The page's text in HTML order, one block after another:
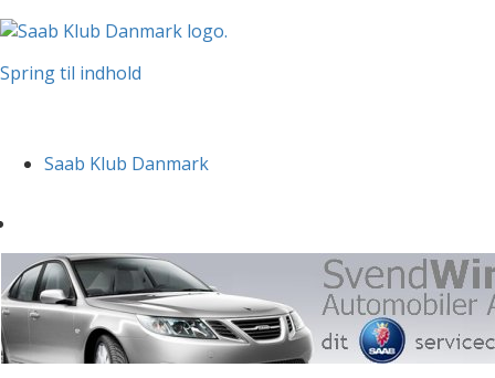
Spring til indhold
Saab Klub Danmark